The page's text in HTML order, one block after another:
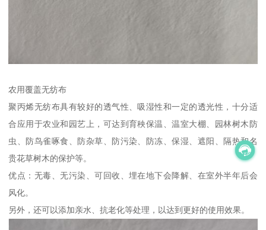
农用覆盖无纺布
聚丙烯无纺布具有较好的透气性、吸湿性和一定的透光性，十分适
合应用于农业和园艺上，可达到育秧保温、温室大棚、园林树木防
虫、防鸟雀啄食、防杂草、防污染、防冻、保湿、遮阳、隔热和名
贵花草树木的保护等。
优点：无毒、无污染、可回收、埋在地下会降解、在室外半年后会
风化。
另外，还可以添加亲水、抗老化等处理，以达到更好的使用效果。